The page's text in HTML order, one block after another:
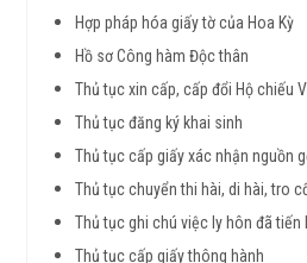
Hợp pháp hóa giấy tờ của Hoa Kỳ
Hồ sơ Công hàm Độc thân
Thủ tục xin cấp, cấp đổi Hộ chiếu
Thủ tục đăng ký khai sinh
Thủ tục cấp giấy xác nhận nguồn
Thủ tục chuyển thi hài, di hài, tro
Thủ tục ghi chú việc ly hôn đã
Thủ tục cấp giấy thông hành